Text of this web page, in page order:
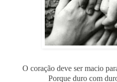
O coração deve ser macio
Porque duro com